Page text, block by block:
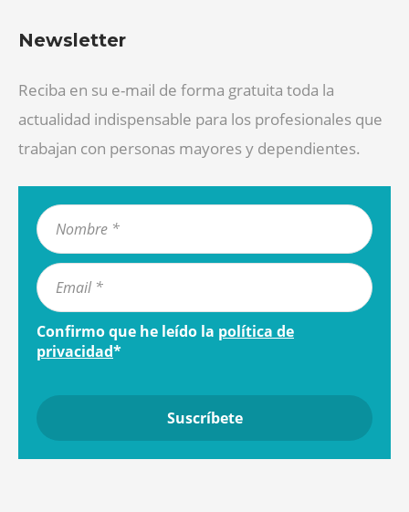
Newsletter
Reciba en su e-mail de forma gratuita toda la
actualidad indispensable para los profesionales que
trabajan con personas mayores y dependientes.
Confirmo que he leído la política de
privacidad*